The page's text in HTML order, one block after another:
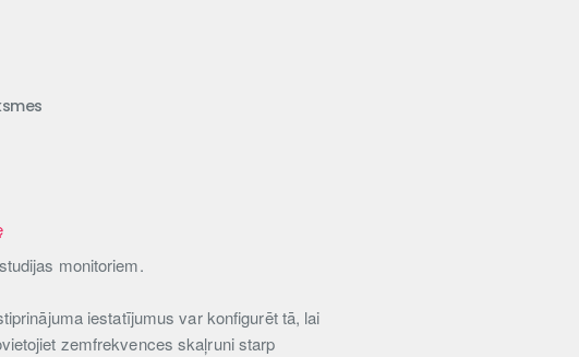
monitoriem.
iestatījumus var konfigurēt tā, lai
zemfrekvences skaļruni starp